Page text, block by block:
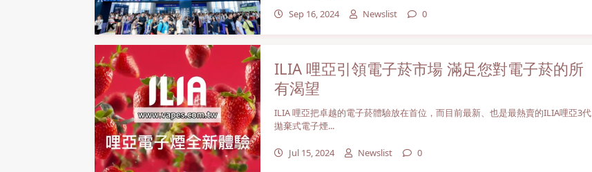
Sep 16, 2024 Newslist 0
ILIA 哩亞引領電子菸市場 滿足您對電子菸的所
有渴望
ILIA 哩亞把卓越的電子菸體驗放在首位，而目前最新、也是最熱賣的ILIA哩亞3代
拋棄式電子煙...
Jul 15, 2024 Newslist 0